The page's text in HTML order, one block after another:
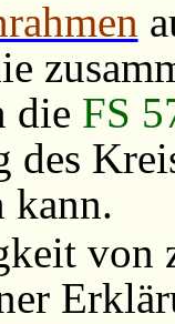
die FS
des
kann.
von